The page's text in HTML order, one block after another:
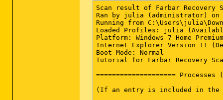
Scan result of Farbar Recovery
Ran by julia (administrator) on
Running from
Loaded Profiles: julia
Platform: Windows 7 Home
Internet Explorer Version 11
Boot Mode: Normal
Tutorial for Farbar Recovery
====================
(If an entry is included in